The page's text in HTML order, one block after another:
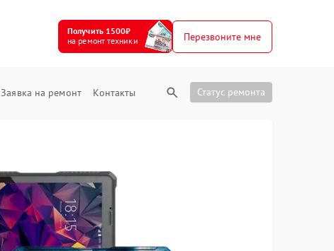
Получить 1500₽
на ремонт техники
Перезвоните мне
Заявка на ремонт Контакты Статус ремонта